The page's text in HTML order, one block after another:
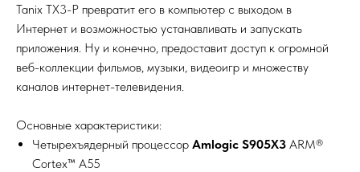
Tanix TX3-P превратит его в компьютер с выходом в
Интернет и возможностью устанавливать и запускать
приложения. Ну и конечно, предоставит доступ к огромной
веб-коллекции фильмов, музыки, видеоигр и множеству
каналов интернет-телевидения.
Основные характеристики:
Четырехъядерный процессор Amlogic S905X3 ARM®
Cortex™ A55